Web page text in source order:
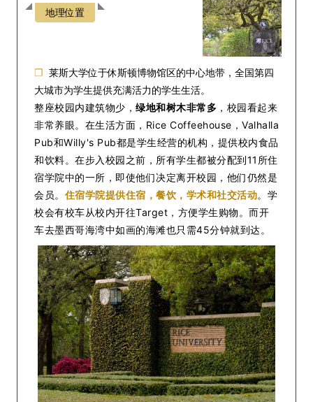
地理位置
❒ 莱斯大学位于休斯顿博物馆区的中心地带，全国第四
大城市为学生提供充满活力的学生生活。
整座校园内建筑物少， 绿地和树木非常多 ，校园看起来
非常养眼。在生活方面，Rice Coffeehouse，Valhalla
Pub和Willy's Pub都是学生经营的机构，提供校内食品
和饮料。在步入校园之前，所有学生都被分配到11所住
宿学院中的一所，即使他们决定离开校园，他们仍然是
会员。 住宿学院提供住宿，餐饮，学术和社交活动。学
校会有校车从校内开往Target，方便学生购物。而开
车去墨西哥海湾中如画的海滩也只需45分钟就到达。